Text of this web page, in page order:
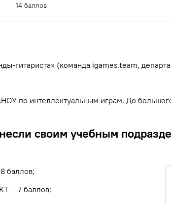
14 баллов
гитариста» (команда igames.team,
по интеллектуальным играм. До
своим учебным
баллов;
— 7 баллов;